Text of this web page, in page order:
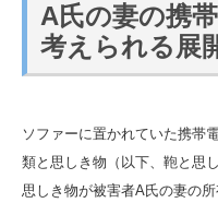
A氏の妻の携
考えられる展
ソファーに置かれていた携帯
類と思しき物（以下、鞄と思
思しき物が被害者A氏の妻の